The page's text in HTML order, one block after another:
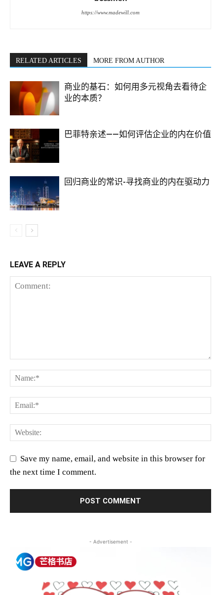
https://www.madewill.com
RELATED ARTICLES MORE FROM AUTHOR
商业的基石：如何用多元视角去看待企
业的本质？
巴菲特亲述——如何评估企业的内在价值
回归商业的常识-寻找商业的内在驱动力
LEAVE A REPLY
Save my name, email, and website in this browser for
the next time I comment.
- Advertisement -